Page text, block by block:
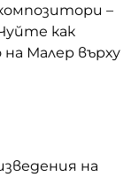
–
как
Малер върху
на